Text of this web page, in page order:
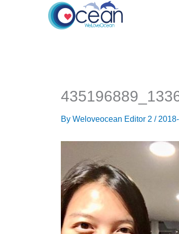
By Weloveocean Editor 2 /